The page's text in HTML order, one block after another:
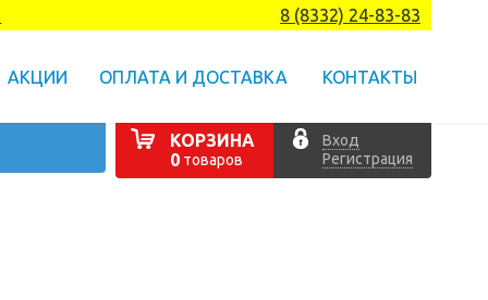
8 (8332) 24-83-83
АКЦИИ ОПЛАТА И ДОСТАВКА КОНТАКТЫ
КОРЗИНА
0 товаров
Вход
Регистрация